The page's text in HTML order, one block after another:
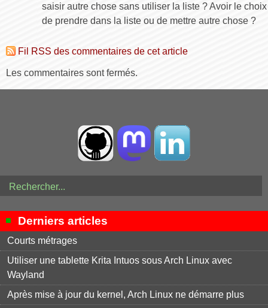
saisir autre chose sans utiliser la liste ? Avoir le choix
de prendre dans la liste ou de mettre autre chose ?
Fil RSS des commentaires de cet article
Les commentaires sont fermés.
Derniers articles
Courts métrages
Utiliser une tablette Krita Intuos sous Arch Linux avec
Wayland
Après mise à jour du kernel, Arch Linux ne démarre plus